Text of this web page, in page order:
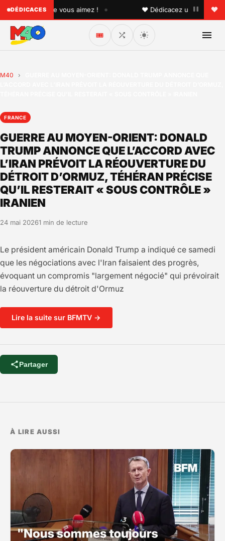
DÉDICACESque vous aimez ! • ♥ Dédicacez un titre à vos
🎟️
M40 ›
FRANCE
GUERRE AU MOYEN-ORIENT: DONALD
TRUMP ANNONCE QUE L’ACCORD AVEC
L’IRAN PRÉVOIT LA RÉOUVERTURE DU
DÉTROIT D’ORMUZ, TÉHÉRAN PRÉCISE
QU’IL RESTERAIT « SOUS CONTRÔLE »
IRANIEN
24 mai 20261 min de lecture
Le président américain Donald Trump a indiqué ce samedi
que les négociations avec l'Iran faisaient des progrès,
évoquant un compromis "largement négocié" qui prévoirait
la réouverture du détroit d'Ormuz
Lire la suite sur BFMTV →
Partager
À LIRE AUSSI